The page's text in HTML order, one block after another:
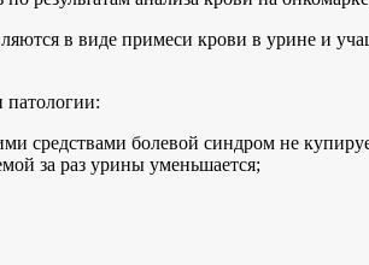
в виде примеси крови в урине и
патологии:
средствами болевой синдром не
за раз урины уменьшается;